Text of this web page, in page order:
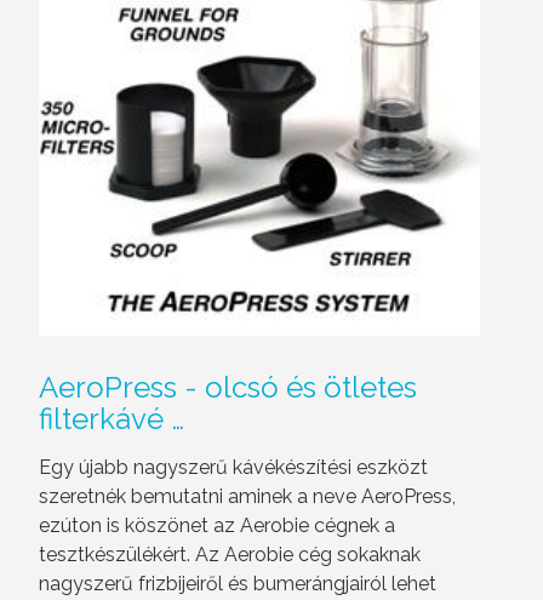
AeroPress - olcsó és ötletes
filterkávé …
Egy újabb nagyszerű kávékészítési eszközt
szeretnék bemutatni aminek a neve AeroPress,
ezúton is köszönet az Aerobie cégnek a
tesztkészülékért. Az Aerobie cég sokaknak
nagyszerű frizbijeiről és bumerángjairól lehet